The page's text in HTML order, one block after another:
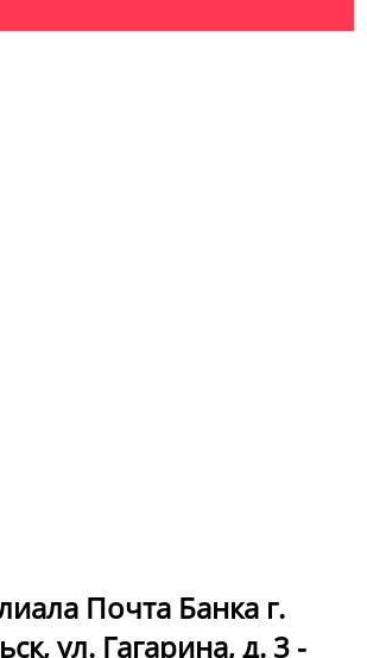
Почта Банка г.
ул. Гагарина, д. 3 -